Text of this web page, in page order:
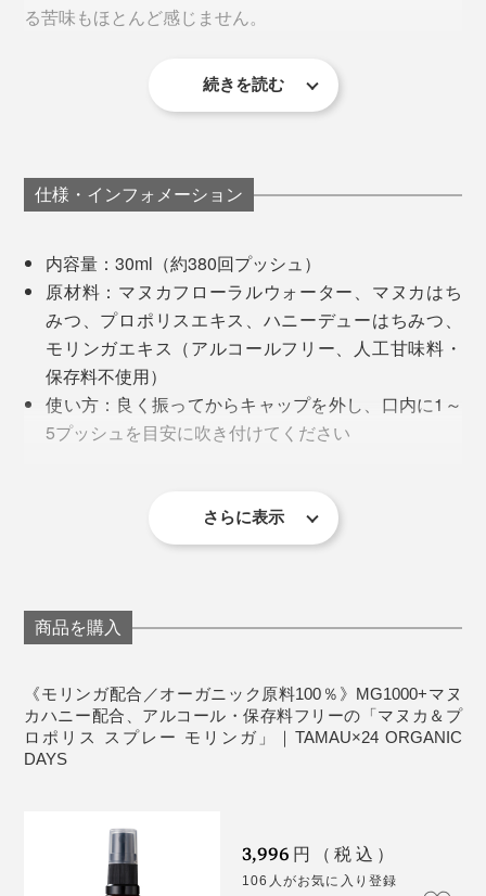
レードとされています。
な違いが、奇跡のスーパーフードといわれる「モリン
ガ」を配合していること。
れ、アーユルヴェーダにおいては“咳どめ”としても用い
られているそう。
本品に使用されているのは、『マックスハニー社』のあ
る国立公園内で、ほぼ自然の状態で生えている「モリン
ガ」。
さらには「モリンガ」も、自社農園のある国立公園に、
まさに、自然の恩恵をまるごとビンに詰めた「マヌカ＆
る苦味もほとんど感じません。
このスプレーなら、「のど飴とちがって口に残らず、本
い。
のギャップにもグッときました（笑）
ュッとしたところ、スーッとのどがすっきりして、イガ
イガを気にせず発言することができました。頼りになる
ものを見つけて大満足です！
続きを読む
仕様・インフォメーション
内容量：30ml（約380回プッシュ）
原材料：マヌカフローラルウォーター、マヌカはち
みつ、プロポリスエキス、ハニーデューはちみつ、
モリンガエキス（アルコールフリー、人工甘味料・
保存料不使用）
使い方：良く振ってからキャップを外し、口内に1～
5プッシュを目安に吹き付けてください
冷暗所・直射日光・高温多湿を避 け、常温で保管し
ります。
よく振ってからお召し上がりください。
ど押してください。
衣服につくと、落ちにくい場合がございます。噴射
口をよくご確認の上、ご使用ください。
噴射口に液がついたまま放置すると、液が固まって
出ない恐れがあります。ご使用後は液を拭き取って
ください。
さらに表示
商品を購入
《モリンガ配合／オーガニック原料100％》MG1000+マヌ
カハニー配合、アルコール・保存料フリーの「マヌカ＆プ
ロポリス スプレー モリンガ」｜TAMAU×24 ORGANIC
DAYS
3,996 円（税込）
106人がお気に入り登録